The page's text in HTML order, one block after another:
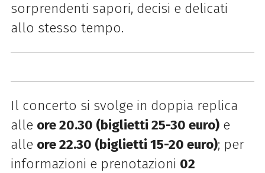
sorprendenti sapori, decisi e delicati
allo stesso tempo.
Il concerto si svolge in doppia replica
alle ore 20.30 (biglietti 25-30 euro)e
alle ore 22.30 (biglietti 15-20 euro); per
informazioni e prenotazioni 02